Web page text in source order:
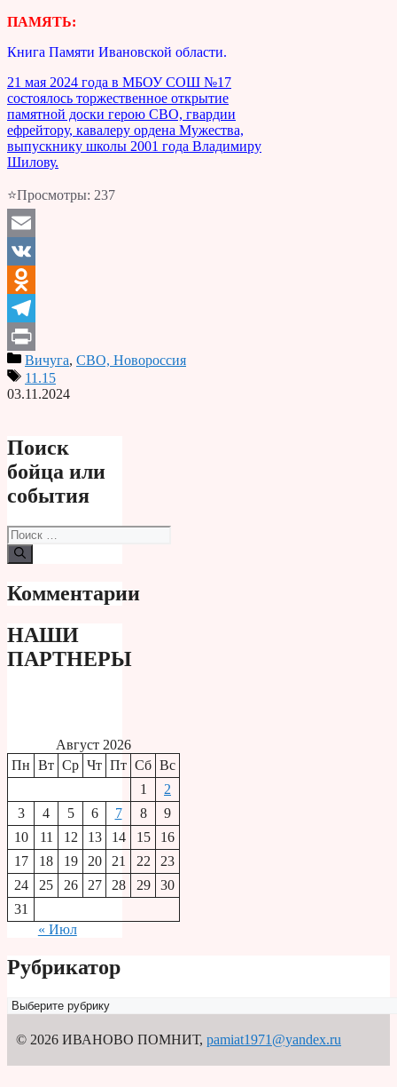
ПАМЯТЬ:
Книга Памяти Ивановской области.
21 мая 2024 года в МБОУ СОШ №17
состоялось торжественное открытие
памятной доски герою СВО, гвардии
ефрейтору, кавалеру ордена Мужества,
выпускнику школы 2001 года Владимиру
Шилову.
⭐Просмотры: 237
Email
VK
Odnoklassniki
Telegram
PrintВичуга, СВО, Новороссия
11.15
03.11.2024
Поиск
бойца или
события
Поиск:
Комментарии
НАШИ
ПАРТНЕРЫ
Август 2026
Пн Вт Ср Чт Пт Сб Вс
1
2
3
4 5 6 7 8
9
10
11 12 13 14 15
16
17
18 19 20 21 22
23
24
25 26 27 28 29
30
31
« Июл
Рубрикатор
Рубрикатор
© 2026 ИВАНОВО ПОМНИТ, pamiat1971@yandex.ru